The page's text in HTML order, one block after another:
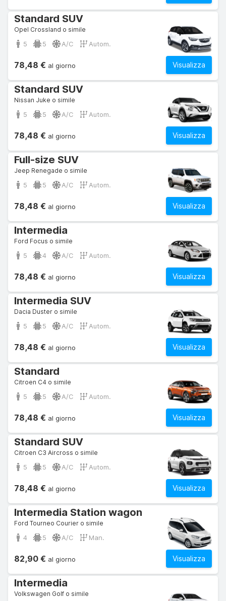
Standard SUV
Opel Crossland o simile
5 5 A/C Autom.
Visualizza
78,48 € al giorno
Standard SUV
Nissan Juke o simile
5 5 A/C Autom.
Visualizza
78,48 € al giorno
Full-size SUV
Jeep Renegade o simile
5 5 A/C Autom.
Visualizza
78,48 € al giorno
Intermedia
Ford Focus o simile
5 4 A/C Autom.
Visualizza
78,48 € al giorno
Intermedia SUV
Dacia Duster o simile
5 5 A/C Autom.
Visualizza
78,48 € al giorno
Standard
Citroen C4 o simile
5 5 A/C Autom.
Visualizza
78,48 € al giorno
Standard SUV
Citroen C3 Aircross o simile
5 5 A/C Autom.
Visualizza
78,48 € al giorno
Intermedia Station wagon
Ford Tourneo Courier o simile
4 5 A/C Man.
Visualizza
82,90 € al giorno
Intermedia
Volkswagen Golf o simile